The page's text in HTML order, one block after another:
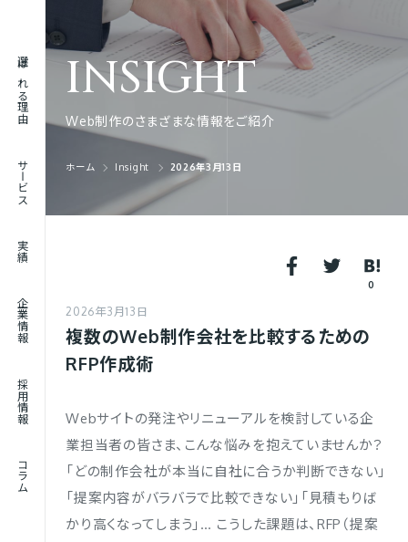
選ばれる理由
サービス
実績
企業情報
採用情報
コラム
WORK
ABOUT
RECRUIT
INSIGHT
Web制作のさまざまな情報をご紹介
ホーム Insight 2026年3月13日
0
2026年3月13日
複数のWeb制作会社を比較するための
RFP作成術
Webサイトの発注やリニューアルを検討している企
業担当者の皆さま、こんな悩みを抱えていませんか？
「どの制作会社が本当に自社に合うか判断できない」
「提案内容がバラバラで比較できない」「見積もりば
かり高くなってしまう」… こうした課題は、RFP（提案